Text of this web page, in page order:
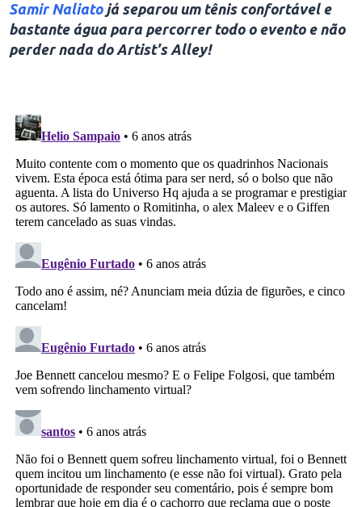
Samir Naliatojá separou um tênis confortável e
bastante água para percorrer todo o evento e não
perder nada do Artist's Alley!